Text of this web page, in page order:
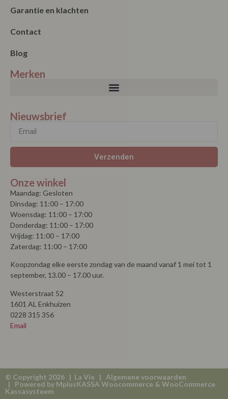
Garantie en klachten
Contact
Blog
Merken
Nieuwsbrief
Verzenden
Onze winkel
Maandag: Gesloten
Dinsdag: 11:00 – 17:00
Woensdag: 11:00 – 17:00
Donderdag: 11:00 – 17:00
Vrijdag: 11:00 – 17:00
Zaterdag: 11:00 – 17:00
Koopzondag elke eerste zondag van de maand vanaf 1 mei tot 1
september, 13.00 – 17.00 uur.
Westerstraat 52
1601 AL Enkhuizen
0228 315 356
Email
© Copyright 2026 | La Vie | Algemene voorwaarden
| Powered by MplusKASSA Woocommerce & WooCommerce
Kassasysteem